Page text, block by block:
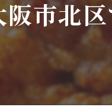
屯舎 喜酔
屯舎 立ち
市北